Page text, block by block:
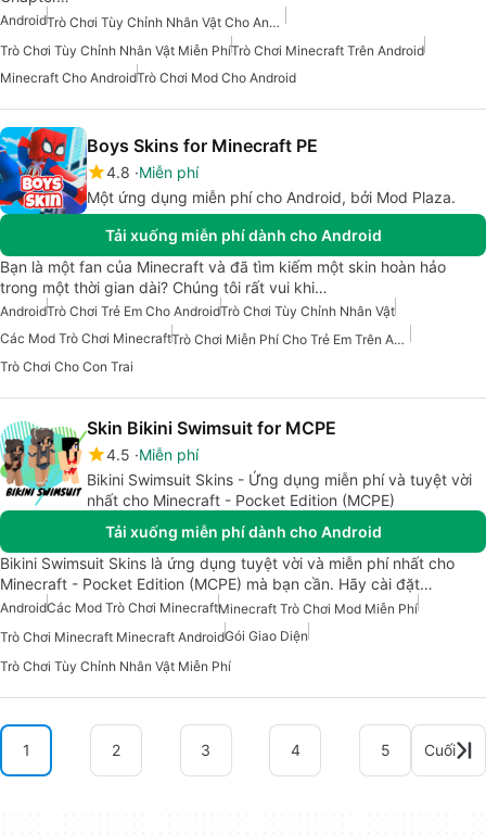
Android
Trò Chơi Tùy Chỉnh Nhân Vật Cho Android
Trò Chơi Tùy Chỉnh Nhân Vật Miễn PhíTrò Chơi Minecraft Trên Android
Minecraft Cho AndroidTrò Chơi Mod Cho Android
Boys Skins for Minecraft PE
4.8 Miễn phí
Một ứng dụng miễn phí cho Android, bởi Mod Plaza.
Tải xuống miễn phí dành cho Android
Bạn là một fan của Minecraft và đã tìm kiếm một skin hoàn hảo
trong một thời gian dài? Chúng tôi rất vui khi…
AndroidTrò Chơi Trẻ Em Cho AndroidTrò Chơi Tùy Chỉnh Nhân Vật
Các Mod Trò Chơi Minecraft
Trò Chơi Miễn Phí Cho Trẻ Em Trên Android
Trò Chơi Cho Con Trai
Skin Bikini Swimsuit for MCPE
4.5 Miễn phí
Bikini Swimsuit Skins - Ứng dụng miễn phí và tuyệt vời
nhất cho Minecraft - Pocket Edition (MCPE)
Tải xuống miễn phí dành cho Android
Bikini Swimsuit Skins là ứng dụng tuyệt vời và miễn phí nhất cho
Minecraft - Pocket Edition (MCPE) mà bạn cần. Hãy cài đặt…
AndroidCác Mod Trò Chơi MinecraftMinecraft Trò Chơi Mod Miễn Phí
Trò Chơi Minecraft Minecraft AndroidGói Giao Diện
Trò Chơi Tùy Chỉnh Nhân Vật Miễn Phí
1 2 3 4 5 Cuối